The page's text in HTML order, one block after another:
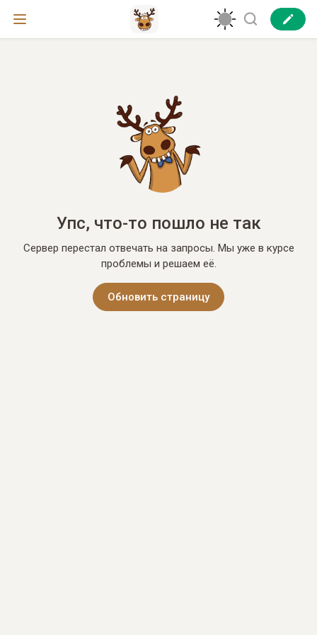
Упс, что-то пошло не так
Сервер перестал отвечать на запросы. Мы уже в курсе
проблемы и решаем её.
Обновить страницу